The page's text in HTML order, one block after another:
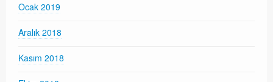
Ocak 2019
Aralık 2018
Kasım 2018